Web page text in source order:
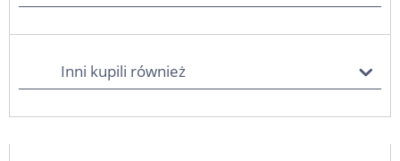
Inni kupili również